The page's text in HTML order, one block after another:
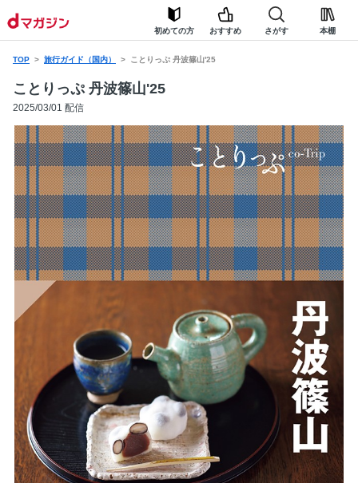
初めての方 おすすめ さがす 本棚
TOP 旅行ガイド（国内） ことりっぷ 丹波篠山'25
ことりっぷ 丹波篠山'25
2025/03/01 配信